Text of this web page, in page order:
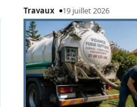
Travaux 19 juillet 2026